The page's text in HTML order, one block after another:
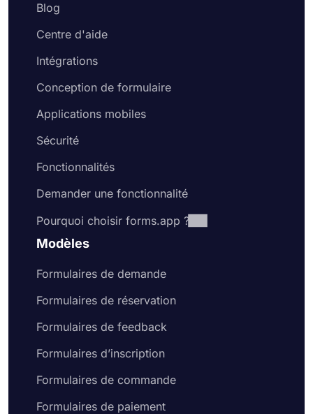
Blog
Centre d'aide
Intégrations
Conception de formulaire
Applications mobiles
Sécurité
Fonctionnalités
Demander une fonctionnalité
Pourquoi choisir forms.app ?
Modèles
Formulaires de demande
Formulaires de réservation
Formulaires de feedback
Formulaires d’inscription
Formulaires de commande
Formulaires de paiement